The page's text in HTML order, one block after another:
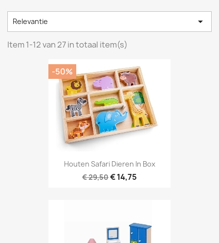
Relevantie 
Item 1-12 van 27 in totaal item(s)
Houten Safari Dieren In Box
€ 29,50€ 14,75
-50%